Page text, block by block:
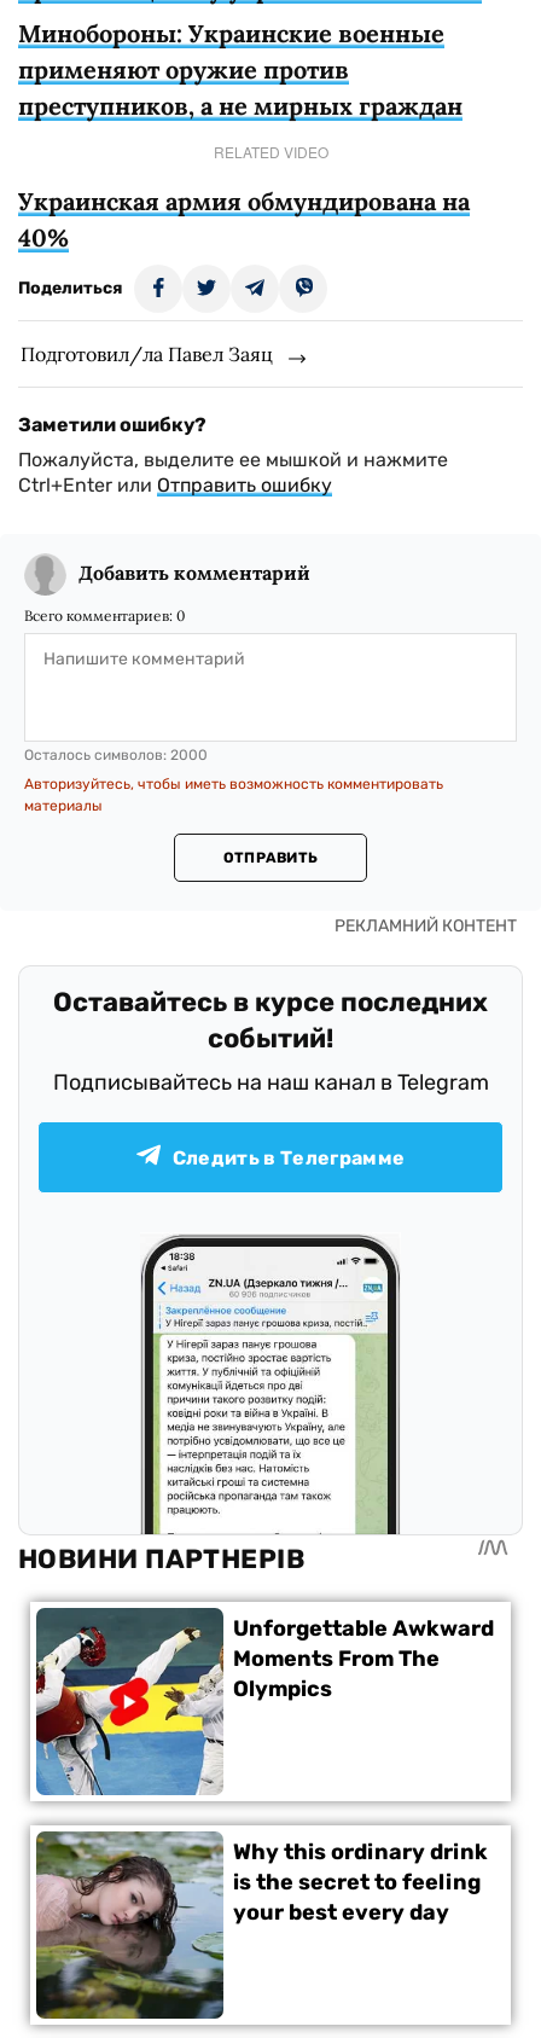
Минобороны: Украинские военные
применяют оружие против
преступников, а не мирных граждан
RELATED VIDEO
Украинская армия обмундирована на
40%
Поделиться
Подготовил/ла Павел Заяц
Заметили ошибку?
Пожалуйста, выделите ее мышкой и нажмите
Ctrl+Enter или Отправить ошибку
Добавить комментарий
Всего комментариев: 0
Осталось символов: 2000
Авторизуйтесь, чтобы иметь возможность комментировать
материалы
ОТПРАВИТЬ
Оставайтесь в курсе последних
событий!
Подписывайтесь на наш канал в Telegram
Следить в Телеграмме